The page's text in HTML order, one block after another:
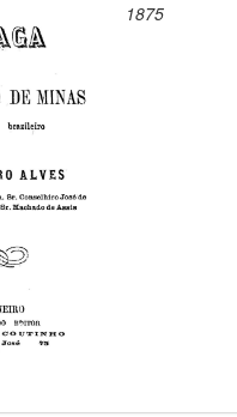
1875